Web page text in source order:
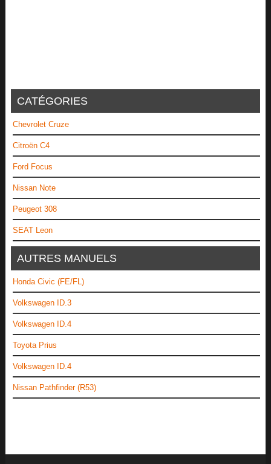
CATÉGORIES
Chevrolet Cruze
Citroën C4
Ford Focus
Nissan Note
Peugeot 308
SEAT Leon
AUTRES MANUELS
Honda Civic (FE/FL)
Volkswagen ID.3
Volkswagen ID.4
Toyota Prius
Volkswagen ID.4
Nissan Pathfinder (R53)